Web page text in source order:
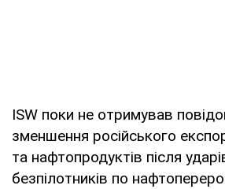
ISW поки не отримував
зменшення російського
та нафтопродуктів після
безпілотників по